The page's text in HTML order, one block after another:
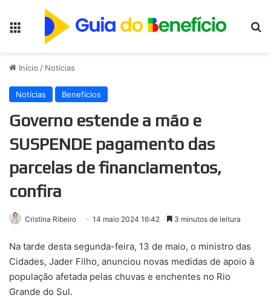
Início / Notícias
Notícias Benefícios
Governo estende a mão e
SUSPENDE pagamento das
parcelas de financiamentos,
confira
Cristina Ribeiro 14 maio 2024 16:42 3 minutos de leitura
Na tarde desta segunda-feira, 13 de maio, o ministro das
Cidades, Jader Filho, anunciou novas medidas de apoio à
população afetada pelas chuvas e enchentes no Rio
Grande do Sul.